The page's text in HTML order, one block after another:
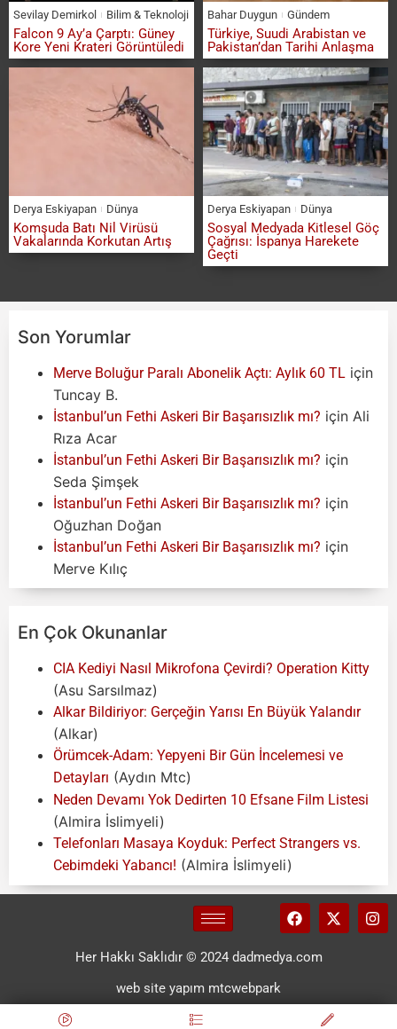
Sevilay Demirkol Bilim & Teknoloji
Falcon 9 Ay’a Çarptı: Güney
Kore Yeni Krateri Görüntüledi
Bahar Duygun Gündem
Türkiye, Suudi Arabistan ve
Pakistan’dan Tarihi Anlaşma
Derya Eskiyapan Dünya
Komşuda Batı Nil Virüsü
Vakalarında Korkutan Artış
Derya Eskiyapan Dünya
Sosyal Medyada Kitlesel Göç
Çağrısı: İspanya Harekete
Geçti
Son Yorumlar
Merve Boluğur Paralı Abonelik Açtı: Aylık 60 TL için
Tuncay B.
İstanbul’un Fethi Askeri Bir Başarısızlık mı? için Ali
Rıza Acar
İstanbul’un Fethi Askeri Bir Başarısızlık mı? için
Seda Şimşek
İstanbul’un Fethi Askeri Bir Başarısızlık mı? için
Oğuzhan Doğan
İstanbul’un Fethi Askeri Bir Başarısızlık mı? için
Merve Kılıç
En Çok Okunanlar
CIA Kediyi Nasıl Mikrofona Çevirdi? Operation Kitty
(Asu Sarsılmaz)
Alkar Bildiriyor: Gerçeğin Yarısı En Büyük Yalandır
(Alkar)
Örümcek-Adam: Yepyeni Bir Gün İncelemesi ve
Detayları (Aydın Mtc)
Neden Devamı Yok Dedirten 10 Efsane Film Listesi
(Almira İslimyeli)
Telefonları Masaya Koyduk: Perfect Strangers vs.
Cebimdeki Yabancı! (Almira İslimyeli)
Her Hakkı Saklıdır © 2024 dadmedya.com
web site yapım mtcwebpark